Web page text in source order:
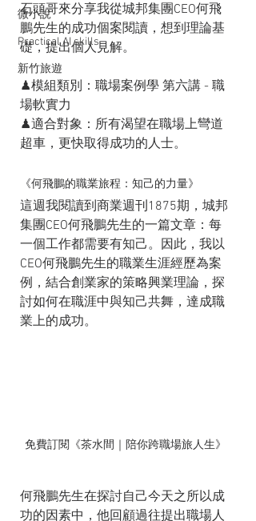
微小說
Practical AI skills
新竹旅遊
石頭哥來分享我從城邦集團CEO何飛
鵬先生的成功個案閱讀，想到理論基
礎，提出個人見解。
♟模組類別：職場案例學 第六講 - 職
場軟實力
♟適合對象：所有渴望在職場上彎道
超車，更快取得成功的人士。
《何飛鵬的職業旅程：知己的力量》
這週我閱讀到商業週刊1875期，城邦
集團CEO何飛鵬先生的一篇文章：每
一個工作都需要有知己。因此，我以
CEO何飛鵬先生的職業生涯經歷為案
例，結合創業家的策略興業理論，探
討如何在職涯中與知己共舞，達成職
業上的成功。
免費訂閱《茶水間｜陪你跨職場旅人生》
何飛鵬先生在探討自己今天之所以成
功的因素中，他回顧過往提出職場人